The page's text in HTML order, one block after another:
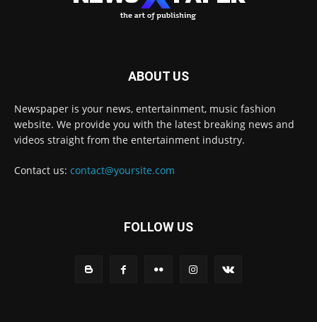
ABOUT US
Newspaper is your news, entertainment, music fashion
website. We provide you with the latest breaking news and
videos straight from the entertainment industry.
Contact us: contact@yoursite.com
FOLLOW US